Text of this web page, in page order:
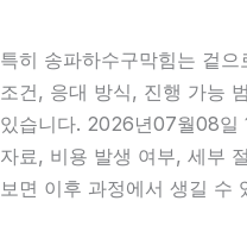
특히 송파하수구막힘는 겉
조건, 응대 방식, 진행 가능
있습니다. 2026년07월08일
자료, 비용 발생 여부, 세부
보면 이후 과정에서 생길 수